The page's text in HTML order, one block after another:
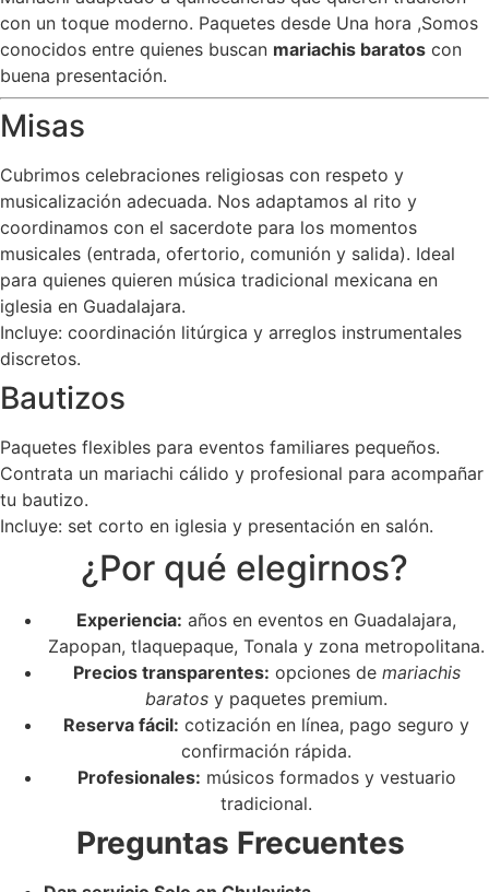
con un toque moderno. Paquetes desde Una hora ,Somos
conocidos entre quienes buscan mariachis baratos con
buena presentación.
Misas
Cubrimos celebraciones religiosas con respeto y
musicalización adecuada. Nos adaptamos al rito y
coordinamos con el sacerdote para los momentos
musicales (entrada, ofertorio, comunión y salida). Ideal
para quienes quieren música tradicional mexicana en
iglesia en Guadalajara.
Incluye: coordinación litúrgica y arreglos instrumentales
discretos.
Bautizos
Paquetes flexibles para eventos familiares pequeños.
Contrata un mariachi cálido y profesional para acompañar
tu bautizo.
Incluye: set corto en iglesia y presentación en salón.
¿Por qué elegirnos?
Experiencia: años en eventos en Guadalajara,
Zapopan, tlaquepaque, Tonala y zona metropolitana.
Precios transparentes: opciones de mariachis
baratos y paquetes premium.
Reserva fácil: cotización en línea, pago seguro y
confirmación rápida.
Profesionales: músicos formados y vestuario
tradicional.
Preguntas Frecuentes